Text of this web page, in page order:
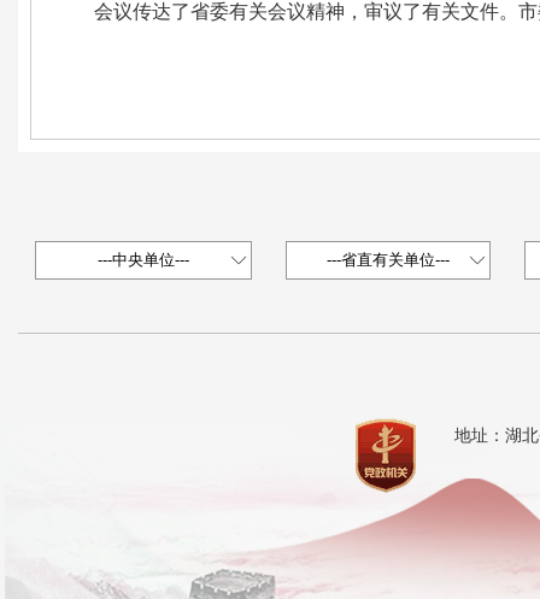
会议传达了省委有关会议精神，审议了有关文件。
地址：湖